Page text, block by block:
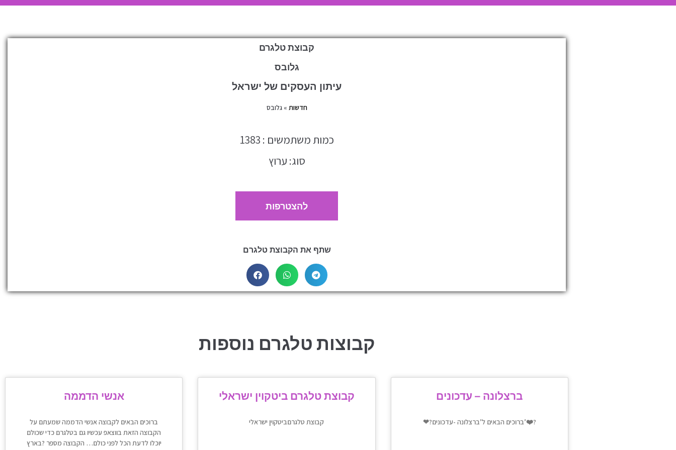
קבוצת טלגרם
גלובס
עיתון העסקים של ישראל
חדשות »גלובס
כמות משתמשים : 1383
סוג: ערוץ
להצטרפות
שתף את הקבוצת טלגרם
קבוצות טלגרם נוספות
אנשי הדממה
ברוכים הבאים לקבוצה אנשי הדממה שמעתם על
הקבוצה הזאת בווצאפ עכשיו גם בטלגרם כדי שכולם
יוכלו לדעת הכל לפני כולם… הקבוצה מספר ?בארץ
קבוצת טלגרם ביטקוין ישראלי
קבוצת טלגרםביטקוין ישראלי
ברצלונה – עדכונים
❤?ברוכים הבאים ל’ברצלונה -עדכונים’❤️?